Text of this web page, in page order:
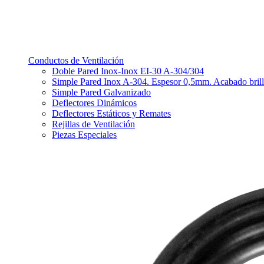
Conductos de Ventilación
Doble Pared Inox-Inox EI-30 A-304/304
Simple Pared Inox A-304. Espesor 0,5mm. Acabado
Simple Pared Galvanizado
Deflectores Dinámicos
Deflectores Estáticos y Remates
Rejillas de Ventilación
Piezas Especiales